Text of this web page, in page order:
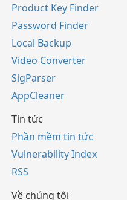
Product Key Finder
Password Finder
Local Backup
Video Converter
SigParser
AppCleaner
Tin tức
Phần mềm tin tức
Vulnerability Index
RSS
Về chúng tôi